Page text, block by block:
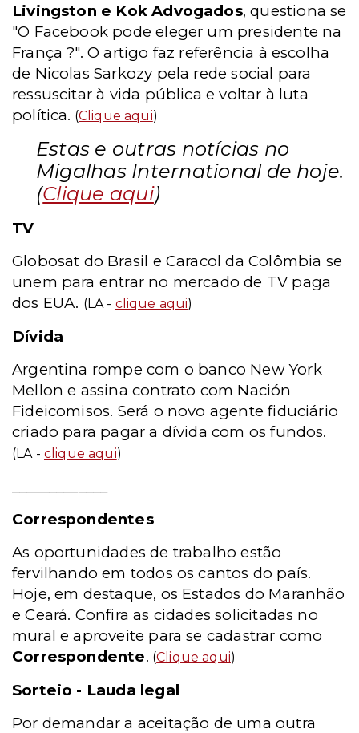
Livingston e Kok Advogados, questiona se
"O Facebook pode eleger um presidente na
França ?". O artigo faz referência à escolha
de Nicolas Sarkozy pela rede social para
ressuscitar à vida pública e voltar à luta
política. (Clique aqui)
Estas e outras notícias no
Migalhas International de hoje.
(Clique aqui)
TV
Globosat do Brasil e Caracol da Colômbia se
unem para entrar no mercado de TV paga
dos EUA. (LA - clique aqui)
Dívida
Argentina rompe com o banco New York
Mellon e assina contrato com Nación
Fideicomisos. Será o novo agente fiduciário
criado para pagar a dívida com os fundos.
(LA - clique aqui)
Correspondentes
As oportunidades de trabalho estão
fervilhando em todos os cantos do país.
Hoje, em destaque, os Estados do Maranhão
e Ceará. Confira as cidades solicitadas no
mural e aproveite para se cadastrar como
Correspondente. (Clique aqui)
Sorteio - Lauda legal
Por demandar a aceitação de uma outra